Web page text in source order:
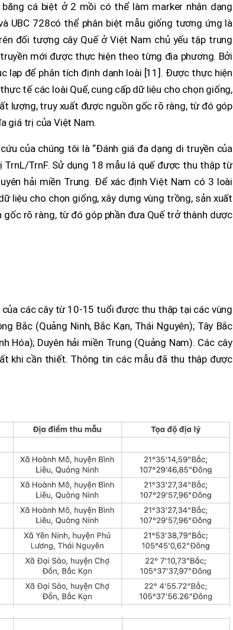
cá biệt ở 2 mồi có thể làm marker nhận dạng
UBC 728có thể phân biệt mẫu giống tương ứng là
đối tượng cây Quế ở Việt Nam chủ yếu tập trung
mới được thực hiện theo từng địa phương. Bởi
lạp để phân tích định danh loài [11]. Được thực hiện
tế các loài Quế, cung cấp dữ liệu cho chọn giống,
lượng, truy xuất được nguồn gốc rõ ràng, từ đó góp
giá trị của Việt Nam.
của chúng tôi là “Đánh giá đa dạng di truyền của
TrnF. Sử dụng 18 mẫu lá quế được thu thập từ
hải miền Trung. Để xác định Việt Nam có 3 loài
liệu cho chọn giống, xây dựng vùng trồng, sản xuất
rõ ràng, từ đó góp phần đưa Quế trở thành dược
các cây từ 10-15 tuổi được thu thập tại các vùng
(Quảng Ninh, Bắc Kạn, Thái Nguyên); Tây Bắc
Hóa); Duyên hải miền Trung (Quảng Nam). Các cây
khi cần thiết. Thông tin các mẫu đã thu thập được